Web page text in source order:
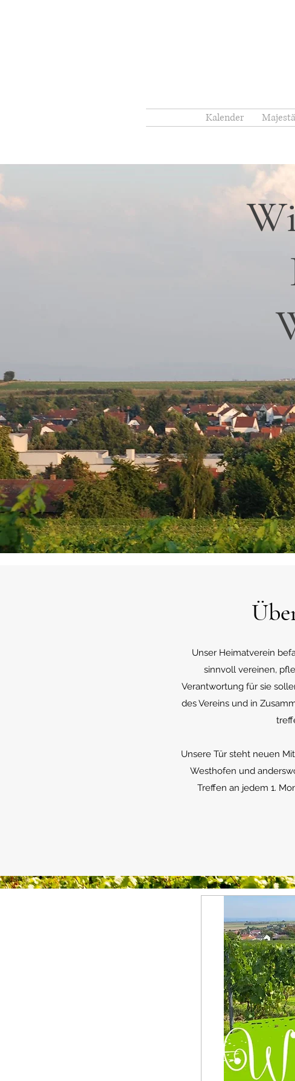
Kalender
Unser Heimatverein
sinnvoll vereinen,
Verantwortung für sie
des Vereins und in
Unsere Tür steht neuen
Westhofen und
Treffen an jedem 1.